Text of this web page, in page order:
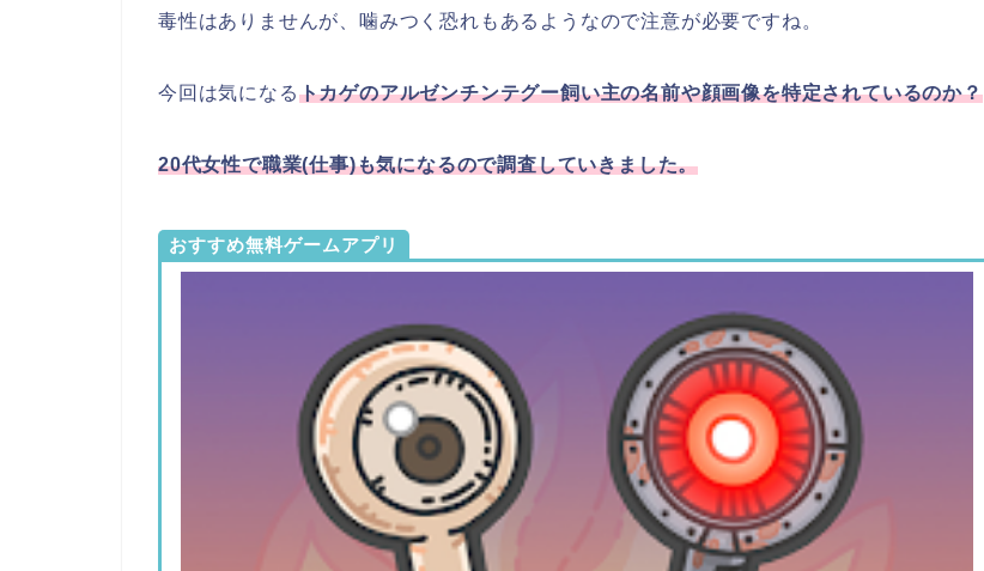
毒性はありませんが、噛みつく恐れもあるようなので注意が必要ですね。
今回は気になるトカゲのアルゼンチンテグー飼い主の名前や顔画像を特定されているのか？
20代女性で職業(仕事)も気になるので調査していきました。
おすすめ無料ゲームアプリ